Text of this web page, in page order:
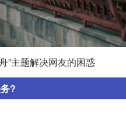
”主题解决网友的困惑
?